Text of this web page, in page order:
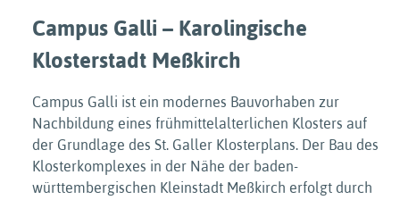
Campus Galli – Karolingische
Klosterstadt Meßkirch
Campus Galli ist ein modernes Bauvorhaben zur
Nachbildung eines frühmittelalterlichen Klosters auf
der Grundlage des St. Galler Klosterplans. Der Bau des
Klosterkomplexes in der Nähe der baden-
württembergischen Kleinstadt Meßkirch erfolgt durch